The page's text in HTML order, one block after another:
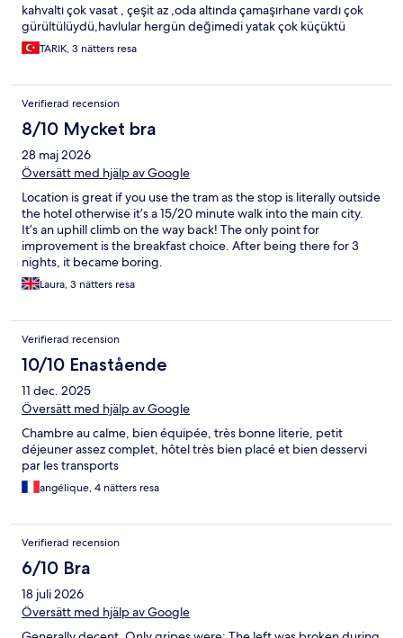
kahvaltı çok vasat , çeşit az ,oda altında çamaşırhane vardı çok
gürültülüydü,havlular hergün değimedi yatak çok küçüktü
TARIK, 3 nätters resa
Verifierad recension
8/10 Mycket bra
28 maj 2026
Översätt med hjälp av Google
Location is great if you use the tram as the stop is literally outside
the hotel otherwise it’s a 15/20 minute walk into the main city.
It’s an uphill climb on the way back! The only point for
improvement is the breakfast choice. After being there for 3
nights, it became boring.
Laura, 3 nätters resa
Verifierad recension
10/10 Enastående
11 dec. 2025
Översätt med hjälp av Google
Chambre au calme, bien équipée, très bonne literie, petit
déjeuner assez complet, hôtel très bien placé et bien desservi
par les transports
angélique, 4 nätters resa
Verifierad recension
6/10 Bra
18 juli 2026
Översätt med hjälp av Google